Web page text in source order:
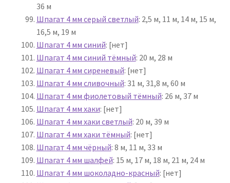
36 м
Шпагат 4 мм серый светлый: 2,5 м, 11 м, 14 м, 15 м,
16,5 м, 19 м
Шпагат 4 мм синий: [нет]
Шпагат 4 мм синий тёмный: 20 м, 28 м
Шпагат 4 мм сиреневый: [нет]
Шпагат 4 мм сливочный: 31 м, 31,8 м, 60 м
Шпагат 4 мм фиолетовый тёмный: 26 м, 37 м
Шпагат 4 мм хаки: [нет]
Шпагат 4 мм хаки светлый: 20 м, 39 м
Шпагат 4 мм хаки тёмный: [нет]
Шпагат 4 мм чёрный: 8 м, 11 м, 33 м
Шпагат 4 мм шалфей: 15 м, 17 м, 18 м, 21 м, 24 м
Шпагат 4 мм шоколадно-красный: [нет]